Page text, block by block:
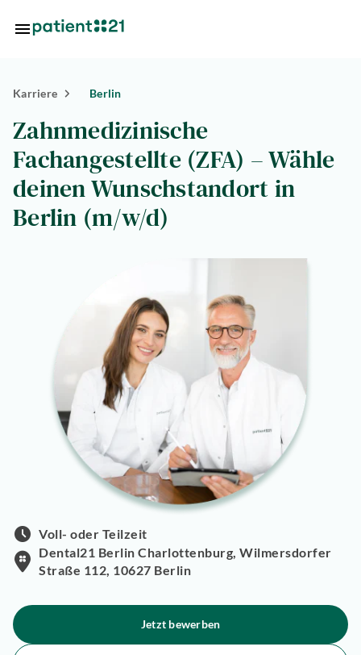
Standorte
Über
uns
Karriere Berlin
Zahnmedizinische
Fachangestellte (ZFA) – Wähle
deinen Wunschstandort in
Berlin (m/w/d)
Voll- oder Teilzeit
Dental21 Berlin Charlottenburg, Wilmersdorfer
Straße 112, 10627 Berlin
Jetzt bewerben